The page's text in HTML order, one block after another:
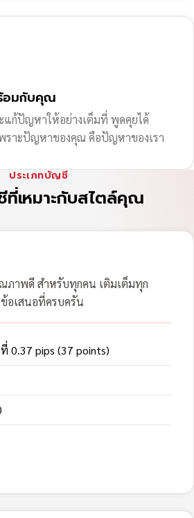
อมกับคุณ
ก้ปัญหาให้อย่างเต็มที่ พูดคุยได้
าะปัญหาของคุณ คือปัญหาของเรา
ประเภทบัญชี
เหมาะกับสไตล์คุณ
าพดี สำหรับทุกคน เติมเต็มทุก
อเสนอที่ครบครัน
0.37 pips (37 points)